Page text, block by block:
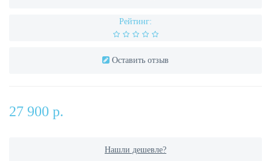
Рейтинг:
Оставить отзыв
27 900 р.
Нашли дешевле?